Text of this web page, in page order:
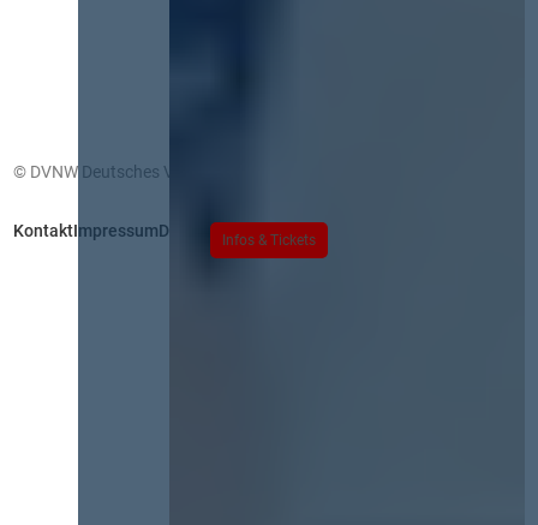
Infos & Tickets
© DVNW Deutsches Vergabenetzwerk GmbH
KontaktImpressumDatenschutz